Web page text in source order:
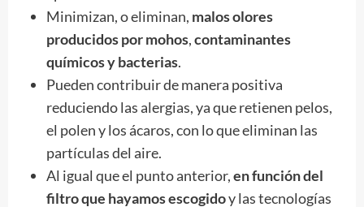
Minimizan, o eliminan, malos olores
producidos por mohos,contaminantes
químicos y bacterias.
Pueden contribuir de manera positiva
reduciendo las alergias, ya que retienen pelos,
el polen y los ácaros, con lo que eliminan las
partículas del aire.
Al igual que el punto anterior,en función del
filtro que hayamos escogidoy las tecnologías